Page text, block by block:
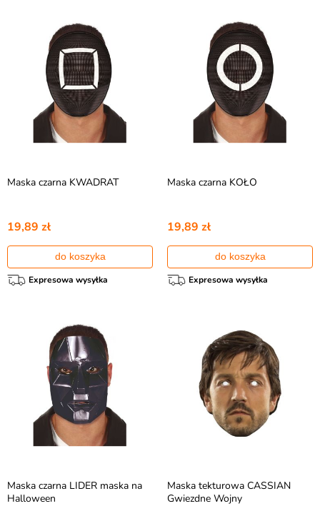
Maska czarna KWADRAT
19,89 zł
do koszyka
Expresowa wysyłka
Maska czarna KOŁO
19,89 zł
do koszyka
Expresowa wysyłka
Maska czarna LIDER maska na
Halloween
Maska tekturowa CASSIAN
Gwiezdne Wojny